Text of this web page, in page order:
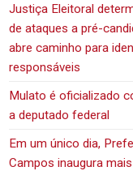
Justiça Eleitoral
de ataques a pré-
abre caminho para
responsáveis
Mulato é oficializado
a deputado federal
Em um único dia,
Campos inaugura